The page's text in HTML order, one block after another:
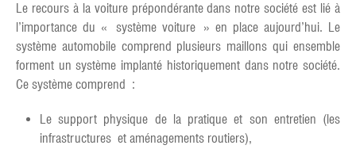
Le recours à la voiture prépondérante dans notre société est lié à
l’importance du « système voiture » en place aujourd’hui. Le
système automobile comprend plusieurs maillons qui ensemble
forment un système implanté historiquement dans notre société.
Ce système comprend :
Le support physique de la pratique et son entretien (les
infrastructures et aménagements routiers),